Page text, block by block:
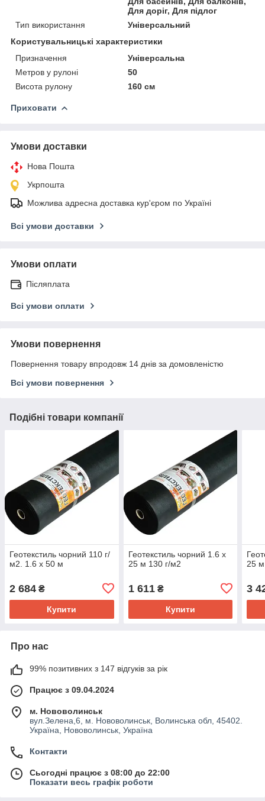
Для доріг, Для підлог
Тип використання
Універсальний
Користувальницькі характеристики
Призначення
Універсальна
Метров у рулоні
50
Висота рулону
160 см
Приховати
Умови доставки
Нова Пошта
Укрпошта
Можлива адресна доставка кур'єром по Україні
Всі умови доставки
Умови оплати
Післяплата
Всі умови оплати
Умови повернення
Повернення товару впродовж 14 днів за домовленістю
Всі умови повернення
Подібні товари компанії
Геотекстиль чорний 110 г/
м2. 1.6 х 50 м
2 684 ₴
Купити
Геотекстиль чорний 1.6 х
25 м 130 г/м2
1 611₴
Купити
25
3
Про нас
99% позитивних з 147 відгуків за рік
Працює з 09.04.2024
м. Нововолинськ
вул.Зелена,6, м. Нововолинськ, Волинська обл, 45402.
Україна, Нововолинськ, Україна
Контакти
Сьогодні працює з 08:00 до 22:00
Показати весь графік роботи